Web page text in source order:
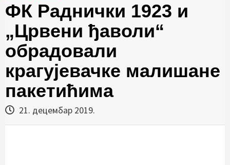
ФК Раднички 1923 и
„Црвени ђаволи“
обрадовали
крагујевачке малишане
пакетићима
21. децембар 2019.